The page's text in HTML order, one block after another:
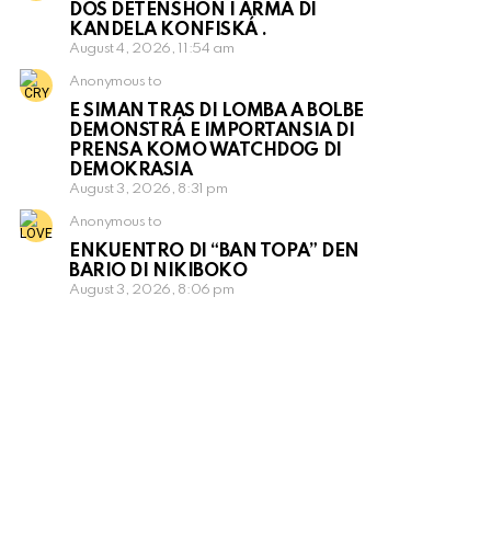
DOS DETENSHON I ARMA DI
KANDELA KONFISKÁ .
August 4, 2026, 11:54 am
Anonymous to
E SIMAN TRAS DI LOMBA A BOLBE
DEMONSTRÁ E IMPORTANSIA DI
PRENSA KOMO WATCHDOG DI
DEMOKRASIA
August 3, 2026, 8:31 pm
Anonymous to
ENKUENTRO DI “BAN TOPA” DEN
BARIO DI NIKIBOKO
August 3, 2026, 8:06 pm